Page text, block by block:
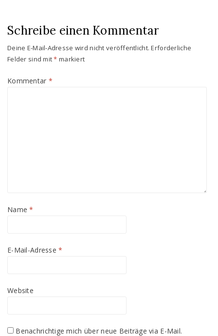
Schreibe einen Kommentar
Deine E-Mail-Adresse wird nicht veröffentlicht. Erforderliche
Felder sind mit* markiert
Kommentar *
Name*
E-Mail-Adresse*
Website
Benachrichtige mich über neue Beiträge via E-Mail.